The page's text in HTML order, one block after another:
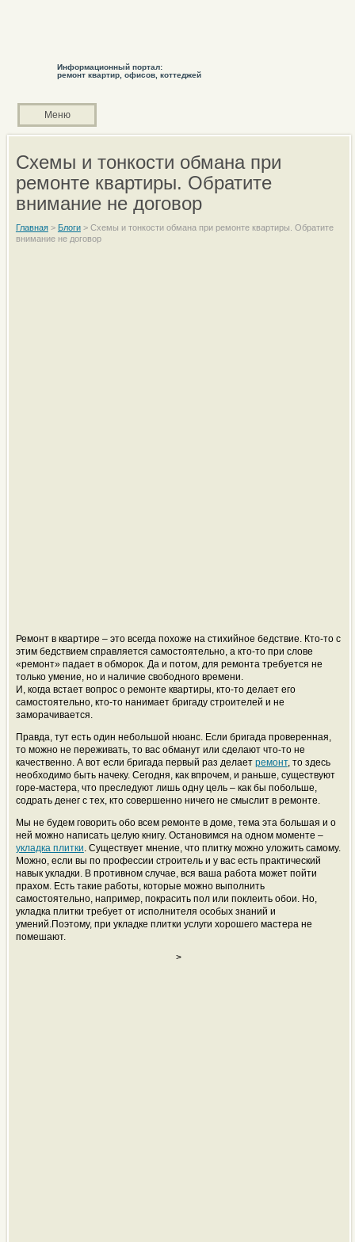
Информационный портал:
ремонт квартир, офисов, коттеджей
Меню
Схемы и тонкости обмана при
ремонте квартиры. Обратите
внимание не договор
Главная> Блоги> Схемы и тонкости обмана при ремонте квартиры. Обратите
внимание не договор
Ремонт в квартире – это всегда похоже на стихийное бедствие. Кто-то с
этим бедствием справляется самостоятельно, а кто-то при слове
«ремонт» падает в обморок. Да и потом, для ремонта требуется не
только умение, но и наличие свободного времени.
И, когда встает вопрос о ремонте квартиры, кто-то делает его
самостоятельно, кто-то нанимает бригаду строителей и не
заморачивается.
Правда, тут есть один небольшой нюанс. Если бригада проверенная,
то можно не переживать, то вас обманут или сделают что-то не
качественно. А вот если бригада первый раз делает ремонт, то здесь
необходимо быть начеку. Сегодня, как впрочем, и раньше, существуют
горе-мастера, что преследуют лишь одну цель – как бы побольше,
содрать денег с тех, кто совершенно ничего не смыслит в ремонте.
Мы не будем говорить обо всем ремонте в доме, тема эта большая и о
ней можно написать целую книгу. Остановимся на одном моменте –
укладка плитки. Существует мнение, что плитку можно уложить самому.
Можно, если вы по профессии строитель и у вас есть практический
навык укладки. В противном случае, вся ваша работа может пойти
прахом. Есть такие работы, которые можно выполнить
самостоятельно, например, покрасить пол или поклеить обои. Но,
укладка плитки требует от исполнителя особых знаний и
умений.Поэтому, при укладке плитки услуги хорошего мастера не
помешают.
>